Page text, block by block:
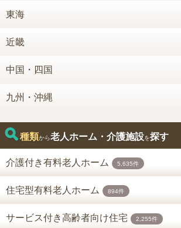
東海
近畿
中国・四国
九州・沖縄
種類から老人ホーム・介護施設を探す
介護付き有料老人ホーム 5,635件
住宅型有料老人ホーム 894件
サービス付き高齢者向け住宅 2,255件